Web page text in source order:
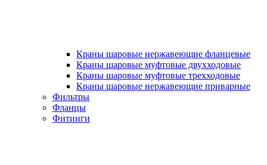
Краны шаровые нержавеющие фланцевые
Краны шаровые муфтовые двухходовые
Краны шаровые муфтовые трехходовые
Краны шаровые нержавеющие приварные
Фильтры
Фланцы
Фитинги